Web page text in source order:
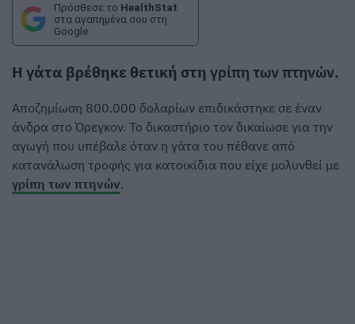
Πρόσθεσε το HealthStat
στα αγαπημένα σου στη
Google
Η γάτα βρέθηκε θετική στη γρίπη των πτηνών.
Αποζημίωση 800.000 δολαρίων επιδικάστηκε σε έναν
άνδρα στο Όρεγκον. Το δικαστήριο τον δικαίωσε για την
αγωγή που υπέβαλε όταν η γάτα του πέθανε από
κατανάλωση τροφής για κατοικίδια που είχε μολυνθεί με
γρίπη των πτηνών.